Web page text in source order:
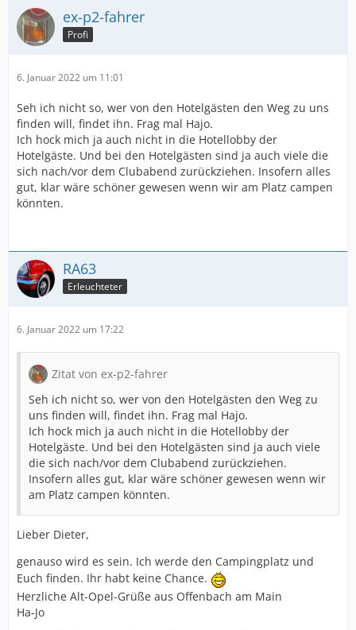
ex-p2-fahrer
Profi
6. Januar 2022 um 11:01
Seh ich nicht so, wer von den Hotelgästen den Weg zu uns
finden will, findet ihn. Frag mal Hajo.
Ich hock mich ja auch nicht in die Hotellobby der
Hotelgäste. Und bei den Hotelgästen sind ja auch viele die
sich nach/vor dem Clubabend zurückziehen. Insofern alles
gut, klar wäre schöner gewesen wenn wir am Platz campen
könnten.
RA63
Erleuchteter
6. Januar 2022 um 17:22
Zitat von ex-p2-fahrer
Seh ich nicht so, wer von den Hotelgästen den Weg zu
uns finden will, findet ihn. Frag mal Hajo.
Ich hock mich ja auch nicht in die Hotellobby der
Hotelgäste. Und bei den Hotelgästen sind ja auch viele
die sich nach/vor dem Clubabend zurückziehen.
Insofern alles gut, klar wäre schöner gewesen wenn wir
am Platz campen könnten.
Lieber Dieter,
genauso wird es sein. Ich werde den Campingplatz und
Euch finden. Ihr habt keine Chance.
Herzliche Alt-Opel-Grüße aus Offenbach am Main
Ha-Jo